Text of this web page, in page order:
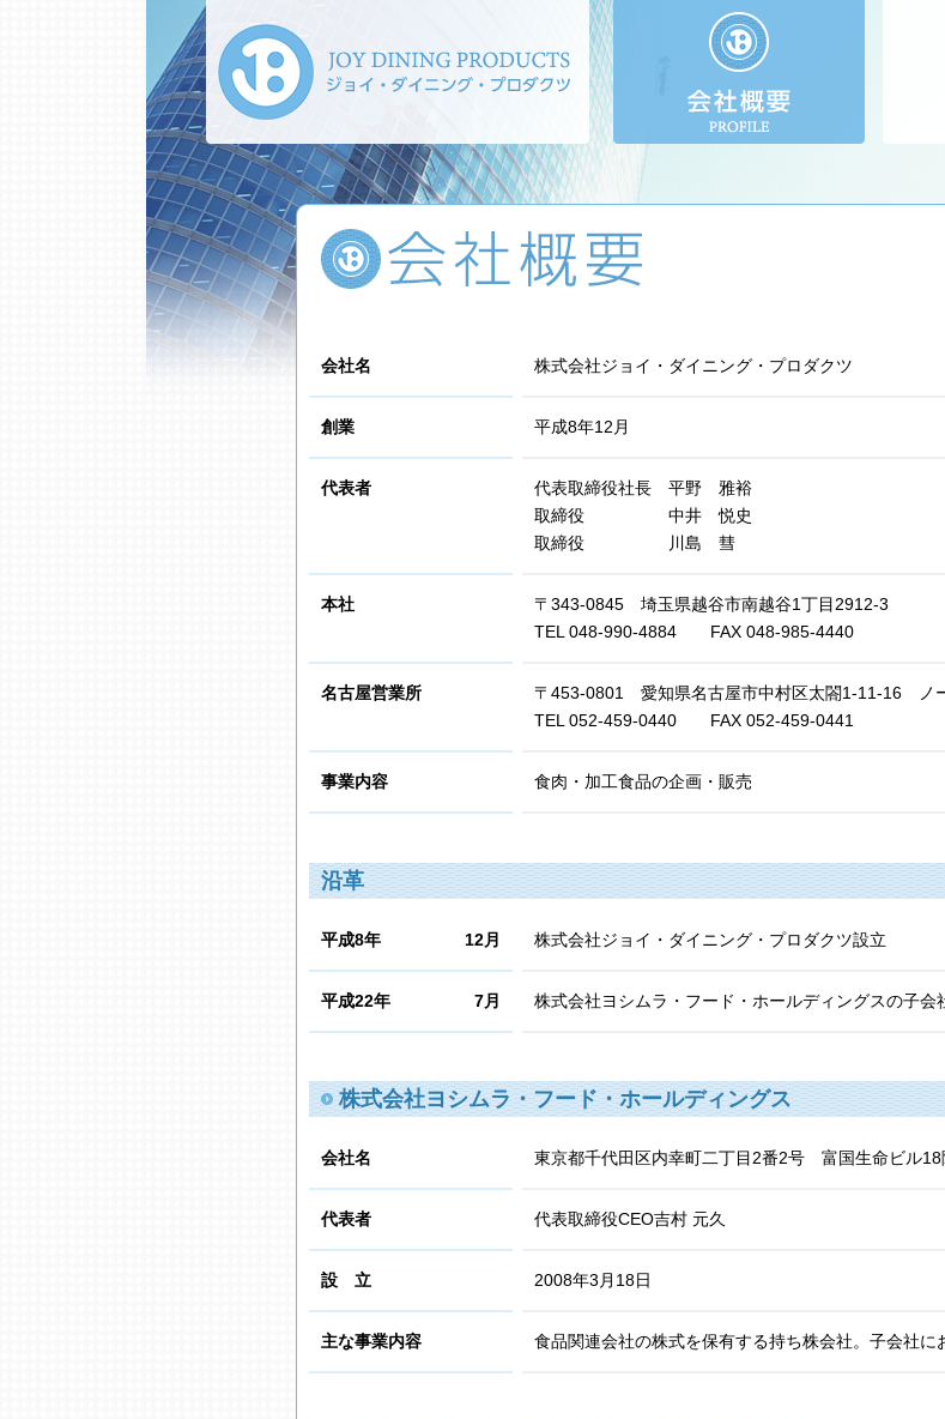
会社名 株式会社ジョイ・ダイニング・プロダクツ
創業 平成8年12月
代表者
代表取締役社長 平野 雅裕
取締役 中井 悦史
取締役 川島 彗
本社
〒343-0845 埼玉県越谷市南越谷1丁目2912-3
TEL 048-990-4884 FAX 048-985-4440
名古屋営業所
〒453-0801 愛知県名古屋市中村区太閤1-11-16 ノ
TEL 052-459-0440 FAX 052-459-0441
事業内容 食肉・加工食品の企画・販売
沿革
平成8年 12月 株式会社ジョイ・ダイニング・プロダクツ設立
平成22年 7月 株式会社ヨシムラ・フード・ホールディングスの子会
株式会社ヨシムラ・フード・ホールディングス
会社名 東京都千代田区内幸町二丁目2番2号 富国生命ビル18
代表者 代表取締役CEO吉村 元久
設 立 2008年3月18日
主な事業内容 食品関連会社の株式を保有する持ち株会社。子会社に